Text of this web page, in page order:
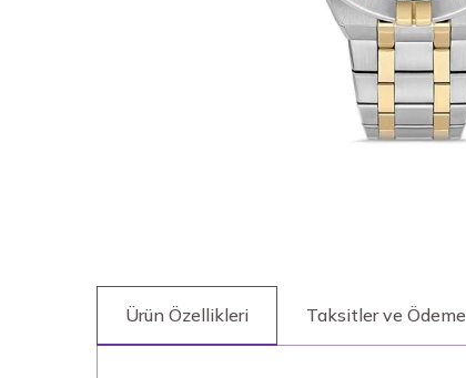
Ürün Özellikleri Taksitler ve Ödeme